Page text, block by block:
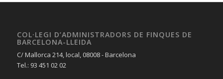
COL·LEGI D’ADMINISTRADORS DE FINQUES DE
BARCELONA-LLEIDA
C/ Mallorca 214, local, 08008 - Barcelona
Tel.: 93 451 02 02